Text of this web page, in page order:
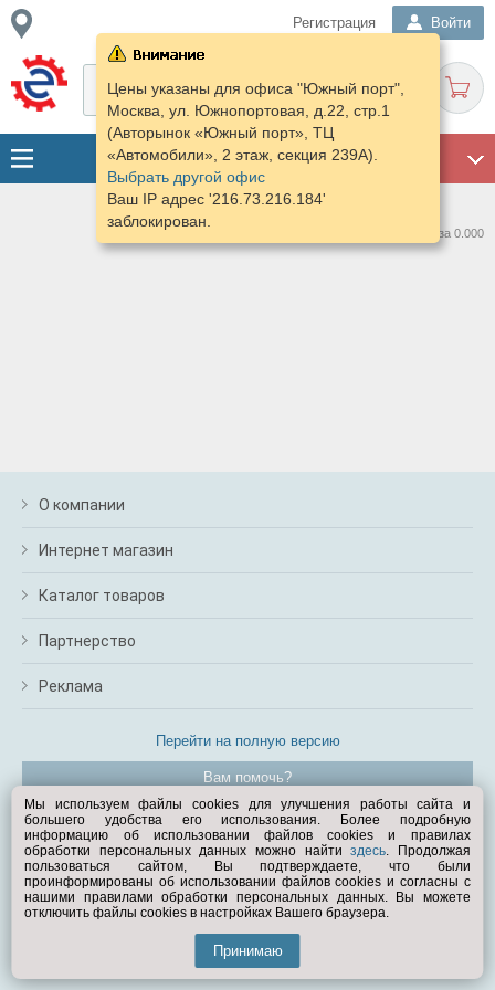
Регистрация Войти
Цены указаны для офиса "Южный порт",
Москва, ул. Южнопортовая, д.22, стр.1
(Авторынок «Южный порт», ТЦ
«Автомобили», 2 этаж, секция 239А).
Выбрать другой офис
Ваш IP адрес '216.73.216.184'
заблокирован.
Нашлось предложений: 0 за 0.000
О компании
Интернет магазин
Каталог товаров
Партнерство
Реклама
Перейти на полную версию
Вам помочь?
© Exist.ru 1998—2026
Мы используем файлы cookies для улучшения работы сайта и
большего удобства его использования. Более подробную
информацию об использовании файлов cookies и правилах
обработки персональных данных можно найтиздесь. Продолжая
пользоваться сайтом, Вы подтверждаете, что были
проинформированы об использовании файлов cookies и согласны с
нашими правилами обработки персональных данных. Вы можете
отключить файлы cookies в настройках Вашего браузера.
Принимаю